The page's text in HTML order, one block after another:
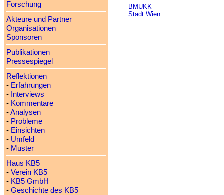
Forschung
Akteure und Partner
Organisationen
Sponsoren
Publikationen
Pressespiegel
Reflektionen
- Erfahrungen
- Interviews
- Kommentare
-Analysen
- Probleme
- Einsichten
- Umfeld
- Muster
Haus KB5
- Verein KB5
- KB5 GmbH
- Geschichte des KB5
BMUKK
Stadt Wien